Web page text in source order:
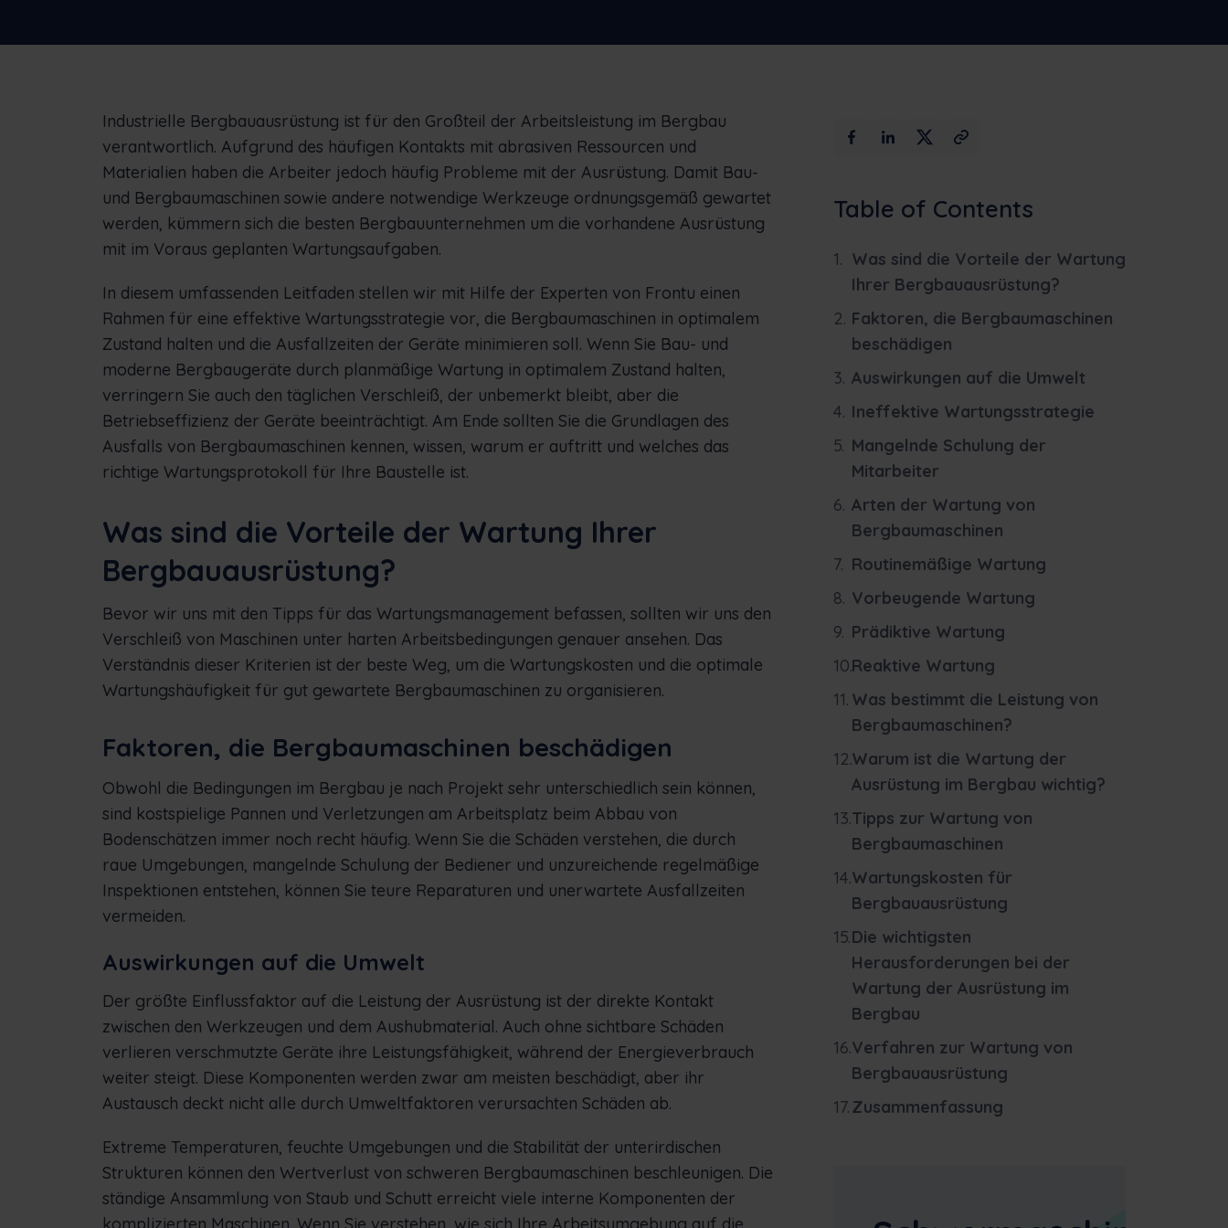
Industrielle Bergbauausrüstung ist für den Großteil der Arbeitsleistung im Bergbau
verantwortlich. Aufgrund des häufigen Kontakts mit abrasiven Ressourcen und
Materialien haben die Arbeiter jedoch häufig Probleme mit der Ausrüstung. Damit Bau-
und Bergbaumaschinen sowie andere notwendige Werkzeuge ordnungsgemäß gewartet
werden, kümmern sich die besten Bergbauunternehmen um die vorhandene Ausrüstung
mit im Voraus geplanten Wartungsaufgaben.
In diesem umfassenden Leitfaden stellen wir mit Hilfe der Experten von Frontu einen
Rahmen für eine effektive Wartungsstrategie vor, die Bergbaumaschinen in optimalem
Zustand halten und die Ausfallzeiten der Geräte minimieren soll. Wenn Sie Bau- und
moderne Bergbaugeräte durch planmäßige Wartung in optimalem Zustand halten,
verringern Sie auch den täglichen Verschleiß, der unbemerkt bleibt, aber die
Betriebseffizienz der Geräte beeinträchtigt. Am Ende sollten Sie die Grundlagen des
Ausfalls von Bergbaumaschinen kennen, wissen, warum er auftritt und welches das
richtige Wartungsprotokoll für Ihre Baustelle ist.
Was sind die Vorteile der Wartung Ihrer
Bergbauausrüstung?
Bevor wir uns mit den Tipps für das Wartungsmanagement befassen, sollten wir uns den
Verschleiß von Maschinen unter harten Arbeitsbedingungen genauer ansehen. Das
Verständnis dieser Kriterien ist der beste Weg, um die Wartungskosten und die optimale
Wartungshäufigkeit für gut gewartete Bergbaumaschinen zu organisieren.
Faktoren, die Bergbaumaschinen beschädigen
Obwohl die Bedingungen im Bergbau je nach Projekt sehr unterschiedlich sein können,
sind kostspielige Pannen und Verletzungen am Arbeitsplatz beim Abbau von
Bodenschätzen immer noch recht häufig. Wenn Sie die Schäden verstehen, die durch
raue Umgebungen, mangelnde Schulung der Bediener und unzureichende regelmäßige
Inspektionen entstehen, können Sie teure Reparaturen und unerwartete Ausfallzeiten
vermeiden.
Auswirkungen auf die Umwelt
Der größte Einflussfaktor auf die Leistung der Ausrüstung ist der direkte Kontakt
zwischen den Werkzeugen und dem Aushubmaterial. Auch ohne sichtbare Schäden
verlieren verschmutzte Geräte ihre Leistungsfähigkeit, während der Energieverbrauch
weiter steigt. Diese Komponenten werden zwar am meisten beschädigt, aber ihr
Austausch deckt nicht alle durch Umweltfaktoren verursachten Schäden ab.
Extreme Temperaturen, feuchte Umgebungen und die Stabilität der unterirdischen
Strukturen können den Wertverlust von schweren Bergbaumaschinen beschleunigen. Die
ständige Ansammlung von Staub und Schutt erreicht viele interne Komponenten der
Table of Contents
Was sind die Vorteile der Wartung
Ihrer Bergbauausrüstung?
Faktoren, die Bergbaumaschinen
beschädigen
Auswirkungen auf die Umwelt
Ineffektive Wartungsstrategie
Mangelnde Schulung der
Mitarbeiter
Arten der Wartung von
Bergbaumaschinen
Routinemäßige Wartung
Vorbeugende Wartung
Prädiktive Wartung
Reaktive Wartung
Was bestimmt die Leistung von
Bergbaumaschinen?
Warum ist die Wartung der
Ausrüstung im Bergbau wichtig?
Tipps zur Wartung von
Bergbaumaschinen
Wartungskosten für
Bergbauausrüstung
Die wichtigsten
Herausforderungen bei der
Wartung der Ausrüstung im
Bergbau
Verfahren zur Wartung von
Bergbauausrüstung
Zusammenfassung